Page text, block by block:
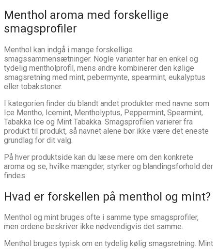
Menthol aroma med forskellige
smagsprofiler
Menthol kan indgå i mange forskellige
smagssammensætninger. Nogle varianter har en enkel og
tydelig mentholprofil, mens andre kombinerer den kølige
smagsretning med mint, pebermynte, spearmint, eukalyptus
eller tobakstoner.
I kategorien finder du blandt andet produkter med navne som
Ice Mentho, Icemint, Mentholyptus, Peppermint, Spearmint,
Tabakka Ice og Mint Tabakka. Smagsprofilen varierer fra
produkt til produkt, så navnet alene bør ikke være det eneste
grundlag for dit valg.
På hver produktside kan du læse mere om den konkrete
aroma og se, hvilke mængder, styrker og blandingsforhold der
findes.
Hvad er forskellen på menthol og mint?
Menthol og mint bruges ofte i samme type smagsprofiler,
men ordene beskriver ikke nødvendigvis det samme.
Menthol bruges typisk om en tydelig kølig smagsretning. Mint